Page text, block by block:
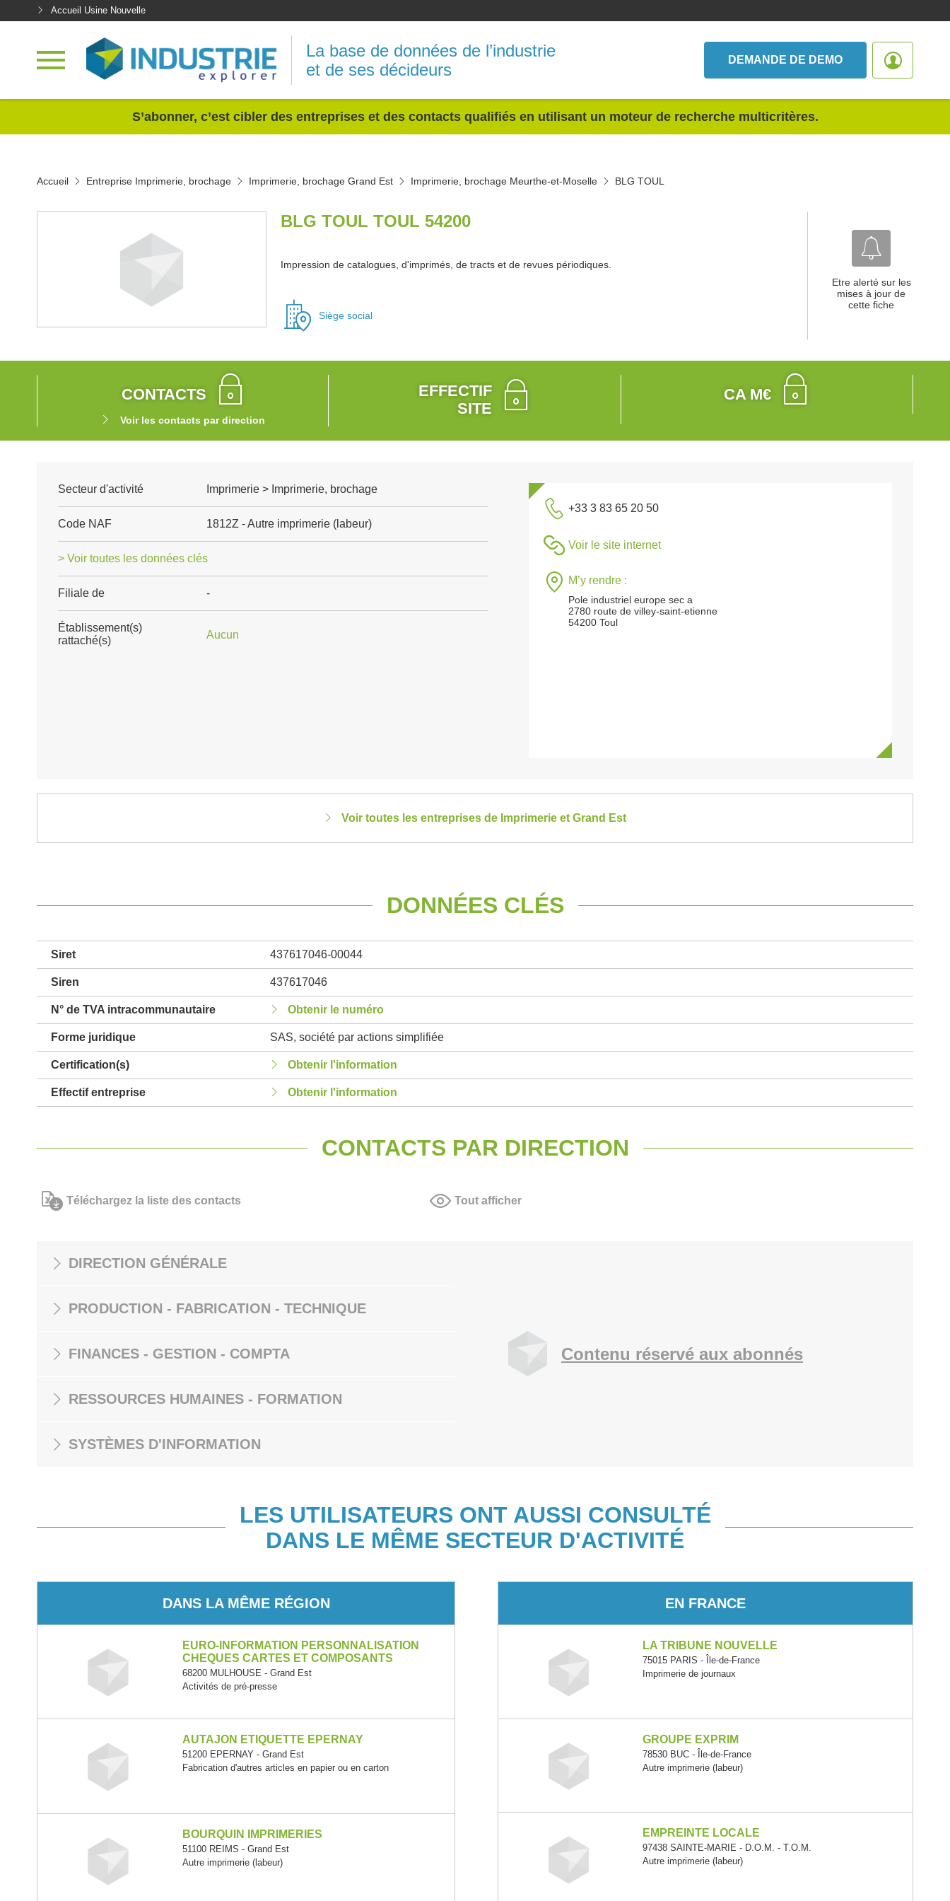
Accueil Usine Nouvelle
La base de données de l’industrie
et de ses décideurs
DEMANDE DE DEMO
S’abonner, c’est cibler des entreprises et des contacts qualifiés en utilisant un moteur de recherche multicritères.
Accueil Entreprise Imprimerie, brochage Imprimerie, brochage Grand Est Imprimerie, brochage Meurthe-et-Moselle BLG TOUL
BLG TOUL TOUL 54200
Impression de catalogues, d'imprimés, de tracts et de revues périodiques.
Siège social
Etre alerté sur les
mises à jour de
cette fiche
CONTACTS
Voir les contacts par direction
EFFECTIF
SITE
CA M€
Secteur d'activité Imprimerie > Imprimerie, brochage
Code NAF 1812Z - Autre imprimerie (labeur)
> Voir toutes les données clés
Filiale de -
Établissement(s)
rattaché(s)
Aucun
+33 3 83 65 20 50
Voir le site internet
M’y rendre :
Pole industriel europe sec a
2780 route de villey-saint-etienne
54200 Toul
Voir toutes les entreprises de Imprimerie et Grand Est
DONNÉES CLÉS
Siret 437617046-00044
Siren 437617046
N° de TVA intracommunautaire Obtenir le numéro
Forme juridique SAS, société par actions simplifiée
Certification(s) Obtenir l'information
Effectif entreprise Obtenir l'information
CONTACTS PAR DIRECTION
Téléchargez la liste des contacts Tout afficher
DIRECTION GÉNÉRALE
PRODUCTION - FABRICATION - TECHNIQUE
FINANCES - GESTION - COMPTA
RESSOURCES HUMAINES - FORMATION
SYSTÈMES D'INFORMATION
Contenu réservé aux abonnés
LES UTILISATEURS ONT AUSSI CONSULTÉ
DANS LE MÊME SECTEUR D'ACTIVITÉ
DANS LA MÊME RÉGION
EURO-INFORMATION PERSONNALISATION
CHEQUES CARTES ET COMPOSANTS
68200 MULHOUSE - Grand Est
Activités de pré-presse
AUTAJON ETIQUETTE EPERNAY
51200 EPERNAY - Grand Est
Fabrication d'autres articles en papier ou en carton
BOURQUIN IMPRIMERIES
51100 REIMS - Grand Est
Autre imprimerie (labeur)
EN FRANCE
LA TRIBUNE NOUVELLE
75015 PARIS - Île-de-France
Imprimerie de journaux
GROUPE EXPRIM
78530 BUC - Île-de-France
Autre imprimerie (labeur)
EMPREINTE LOCALE
97438 SAINTE-MARIE - D.O.M. - T.O.M.
Autre imprimerie (labeur)